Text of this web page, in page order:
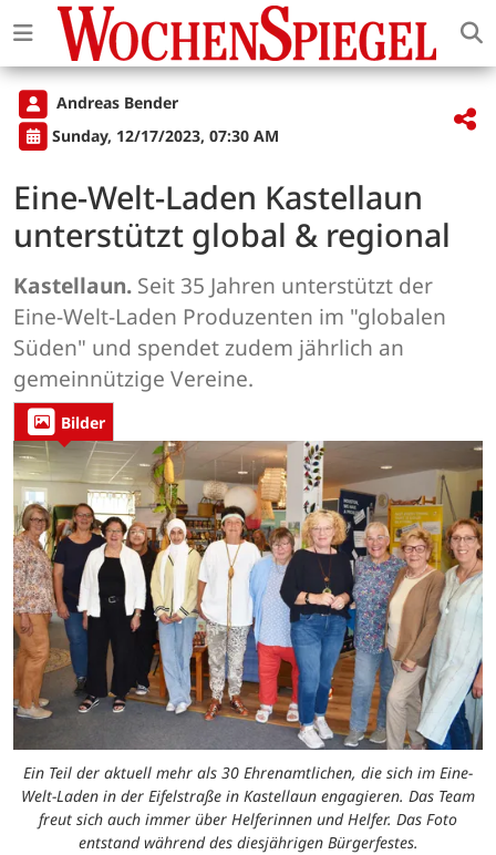
Andreas Bender
Sunday, 12/17/2023, 07:30 AM
Eine-Welt-Laden Kastellaun
unterstützt global & regional
Kastellaun. Seit 35 Jahren unterstützt der
Eine-Welt-Laden Produzenten im "globalen
Süden" und spendet zudem jährlich an
gemeinnützige Vereine.
Bilder
Ein Teil der aktuell mehr als 30 Ehrenamtlichen, die sich im Eine-
Welt-Laden in der Eifelstraße in Kastellaun engagieren. Das Team
freut sich auch immer über Helferinnen und Helfer. Das Foto
entstand während des diesjährigen Bürgerfestes.